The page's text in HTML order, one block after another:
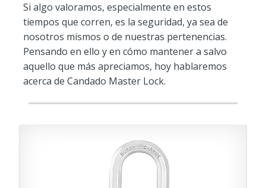
Si algo valoramos, especialmente en estos
tiempos que corren, es la seguridad, ya sea de
nosotros mismos o de nuestras pertenencias.
Pensando en ello y en cómo mantener a salvo
aquello que más apreciamos, hoy hablaremos
acerca de Candado Master Lock.